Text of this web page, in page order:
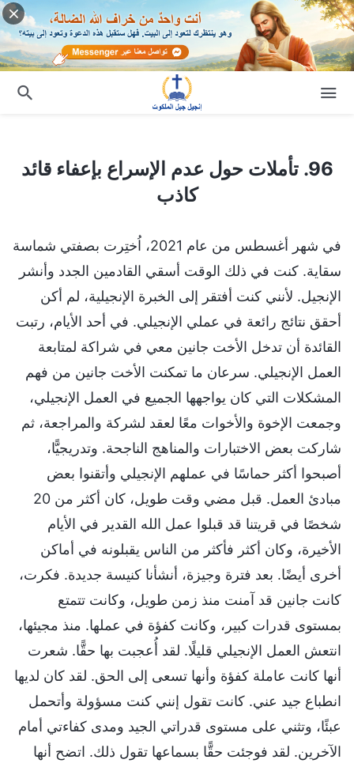
96. تأملات حول عدم الإسراع بإعفاء قائد
كاذب
في شهر أغسطس من عام 2021، اُختِرت بصفتي شماسة
سقاية. كنت في ذلك الوقت أسقي القادمين الجدد وأنشر
الإنجيل. لأنني كنت أفتقر إلى الخبرة الإنجيلية، لم أكن
أحقق نتائج رائعة في عملي الإنجيلي. في أحد الأيام، رتبت
القائدة أن تدخل الأخت جانين معي في شراكة لمتابعة
العمل الإنجيلي. سرعان ما تمكنت الأخت جانين من فهم
المشكلات التي كان يواجهها الجميع في العمل الإنجيلي،
وجمعت الإخوة والأخوات معًا لعقد لشركة والمراجعة، ثم
شاركت بعض الاختبارات والمناهج الناجحة. وتدريجيًّا،
أصبحوا أكثر حماسًا في عملهم الإنجيلي وأتقنوا بعض
مبادئ العمل. قبل مضي وقت طويل، كان أكثر من 20
شخصًا في قريتنا قد قبلوا عمل الله القدير في الأيام
الأخيرة، وكان أكثر فأكثر من الناس يقبلونه في أماكن
أخرى أيضًا. بعد فترة وجيزة، أنشأنا كنيسة جديدة. فكرت،
كانت جانين قد آمنت منذ زمن طويل، وكانت تتمتع
بمستوى قدرات كبير، وكانت كفؤة في عملها. منذ مجيئها،
انتعش العمل الإنجيلي قليلًا. لقد أُعجبت بها حقًّا. شعرت
أنها كانت عاملة كفؤة وأنها تسعى إلى الحق. لقد كان لديها
انطباع جيد عني. كانت تقول إنني كنت مسؤولة وأتحمل
عبئًا، وتثني على مستوى قدراتي الجيد ومدى كفاءتي أمام
الآخرين. لقد فوجئت حقًّا بسماعها تقول ذلك. اتضح أنها